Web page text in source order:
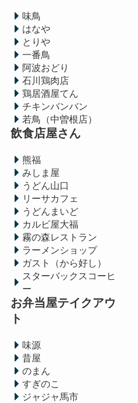
味鳥
はなや
とりや
一番鳥
阿波おどり
石川鶏肉店
鶏居酒屋てん
チキンバンバン
若鳥（中曽根店）
飲食店屋さん
熊福
みしま屋
うどん山口
リーサカフェ
うどんまいど
カルビ屋大福
霧の森レストラン
ラーメンショップ
ガスト（から好し）
スターバックスコーヒ
ー
お弁当屋テイクアウ
ト
味源
昔屋
のまん
すぎのこ
ジャジャ馬市